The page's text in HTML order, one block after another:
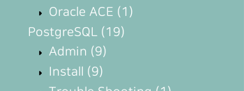
Oracle ACE (1)
PostgreSQL (19)
Admin (9)
Install (9)